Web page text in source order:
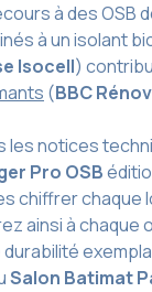
à des OSB
à un isolant
Isocell)
(BBC
les notices
Pro OSB
chiffrer chaque
ainsi à chaque
Salon Batimat